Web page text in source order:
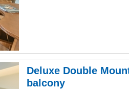
Deluxe Double
balcony